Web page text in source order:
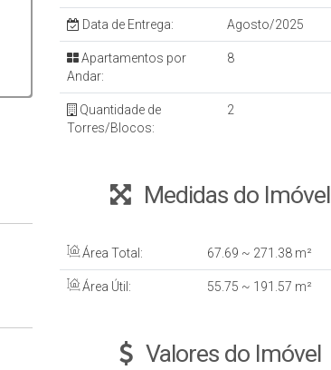
Data de Entrega: Agosto/2025
Apartamentos por
Andar:
8
Quantidade de
Torres/Blocos:
2
Medidas do Imóvel
Área Total: 67 .69 ~ 271 .38 m²
Área Útil: 55 .75 ~ 191 .57 m²
Valores do Imóvel